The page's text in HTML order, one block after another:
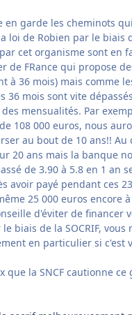
en garde les cheminots
loi de Robien par le biais
cet organisme sont en
de FRance qui propose
à 36 mois) mais comme
36 mois sont vite
mensualités. Par
108 000 euros, nous
au bout de 10 ans!! Au
20 ans mais la banque
de 3.90 à 5.8 en 1 an
avoir payé pendant ces
25 000 euros encore
d'éviter de financer
biais de la SOCRIF, vous
en particulier si c'est
que la SNCF cautionne ce